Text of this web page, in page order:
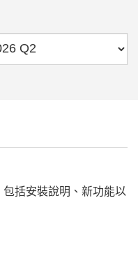
包括安裝說明、 新功能以